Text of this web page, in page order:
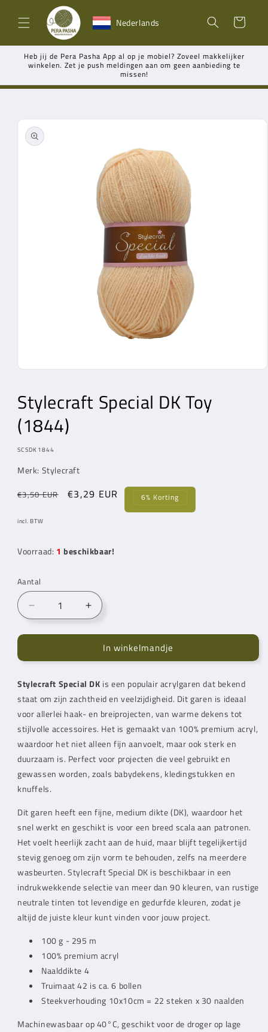
naar de
content Nederlands Winkelwagen
Heb jij de Pera Pasha App al op je mobiel? Zoveel makkelijker
winkelen. Zet je push meldingen aan om geen aanbieding te
missen!
direct naar
in
modaal
Stylecraft Special DK Toy
(1844)
MODEL:
SCSDK1844
Merk: Stylecraft
Normale
€3,50 EUR Aanbiedingsprijs
€3,29 EUR 6% Korting
incl. BTW
Voorraad: 1 beschikbaar!
Aantal
Aantal
verlagen
voor
Special
Toy
(1844)
Aantal
verhogen
voor
Stylecraft
Special
Toy
(1844)
In winkelmandje
Stylecraft Special DK is een populair acrylgaren dat bekend
staat om zijn zachtheid en veelzijdigheid. Dit garen is ideaal
voor allerlei haak- en breiprojecten, van warme dekens tot
stijlvolle accessoires. Het is gemaakt van 100% premium acryl,
waardoor het niet alleen fijn aanvoelt, maar ook sterk en
duurzaam is. Perfect voor projecten die veel gebruikt en
gewassen worden, zoals babydekens, kledingstukken en
knuffels.
Dit garen heeft een fijne, medium dikte (DK), waardoor het
snel werkt en geschikt is voor een breed scala aan patronen.
Het voelt heerlijk zacht aan de huid, maar blijft tegelijkertijd
stevig genoeg om zijn vorm te behouden, zelfs na meerdere
wasbeurten. Stylecraft Special DK is beschikbaar in een
indrukwekkende selectie van meer dan 90 kleuren, van rustige
neutrale tinten tot levendige en gedurfde kleuren, zodat je
altijd de juiste kleur kunt vinden voor jouw project.
100 g - 295 m
100% premium acryl
Naalddikte 4
Truimaat 42 is ca. 6 bollen
Steekverhouding 10x10cm = 22 steken x 30 naalden
Machinewasbaar op 40°C, geschikt voor de droger op lage